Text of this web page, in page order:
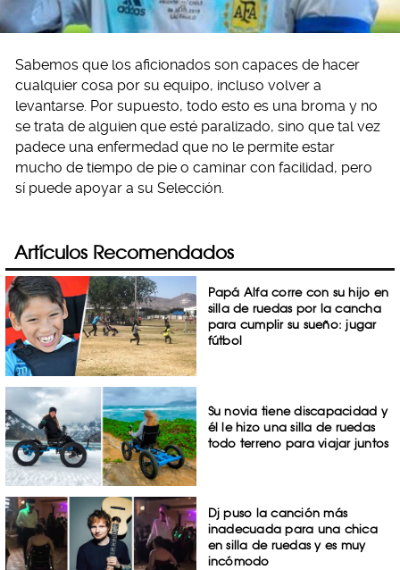
Sabemos que los aficionados son capaces de hacer
cualquier cosa por su equipo, incluso volver a
levantarse. Por supuesto, todo esto es una broma y no
se trata de alguien que esté paralizado, sino que tal vez
padece una enfermedad que no le permite estar
mucho de tiempo de pie o caminar con facilidad, pero
sí puede apoyar a su Selección.
Artículos Recomendados
Papá Alfa corre con su hijo en
silla de ruedas por la cancha
para cumplir su sueño: jugar
fútbol
Su novia tiene discapacidad y
él le hizo una silla de ruedas
todo terreno para viajar juntos
Dj puso la canción más
inadecuada para una chica
en silla de ruedas y es muy
incómodo